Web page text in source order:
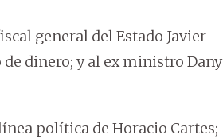
general del Estado Javier
dinero; y al ex ministro Dany
política de Horacio Cartes;